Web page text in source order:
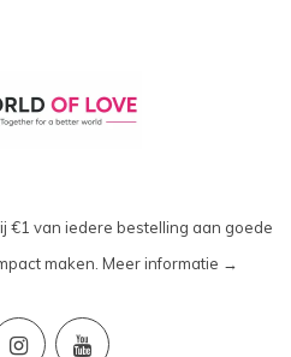
€1 van iedere bestelling aan goede
maken. Meer informatie →